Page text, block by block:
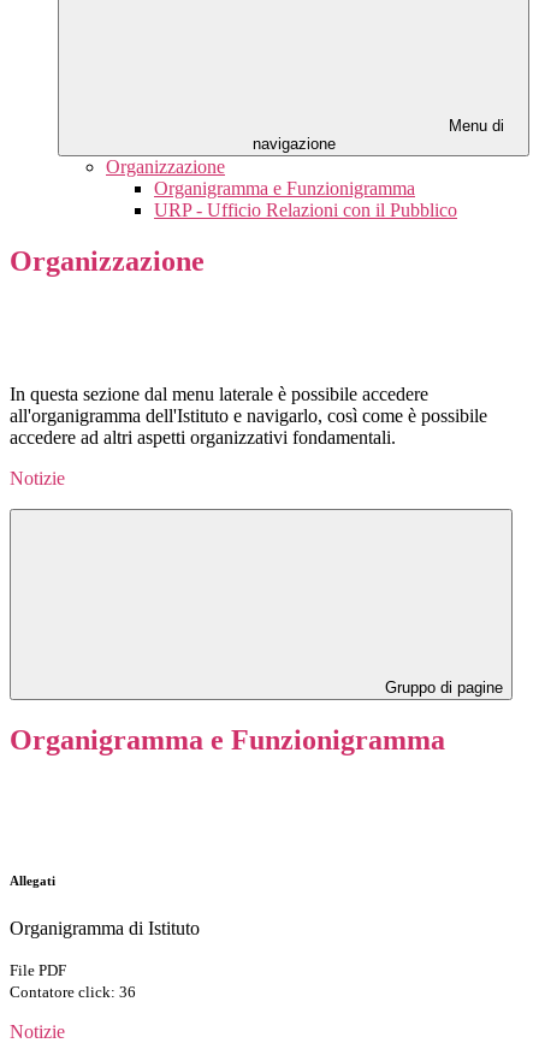
Menu di
navigazione
Organizzazione
Organigramma e Funzionigramma
URP - Ufficio Relazioni con il Pubblico
Organizzazione
In questa sezione dal menu laterale è possibile accedere
all'organigramma dell'Istituto e navigarlo, così come è possibile
accedere ad altri aspetti organizzativi fondamentali.
Notizie
Gruppo di pagine
Organigramma e Funzionigramma
Allegati
Organigramma di Istituto
File PDF
Contatore click: 36
Notizie